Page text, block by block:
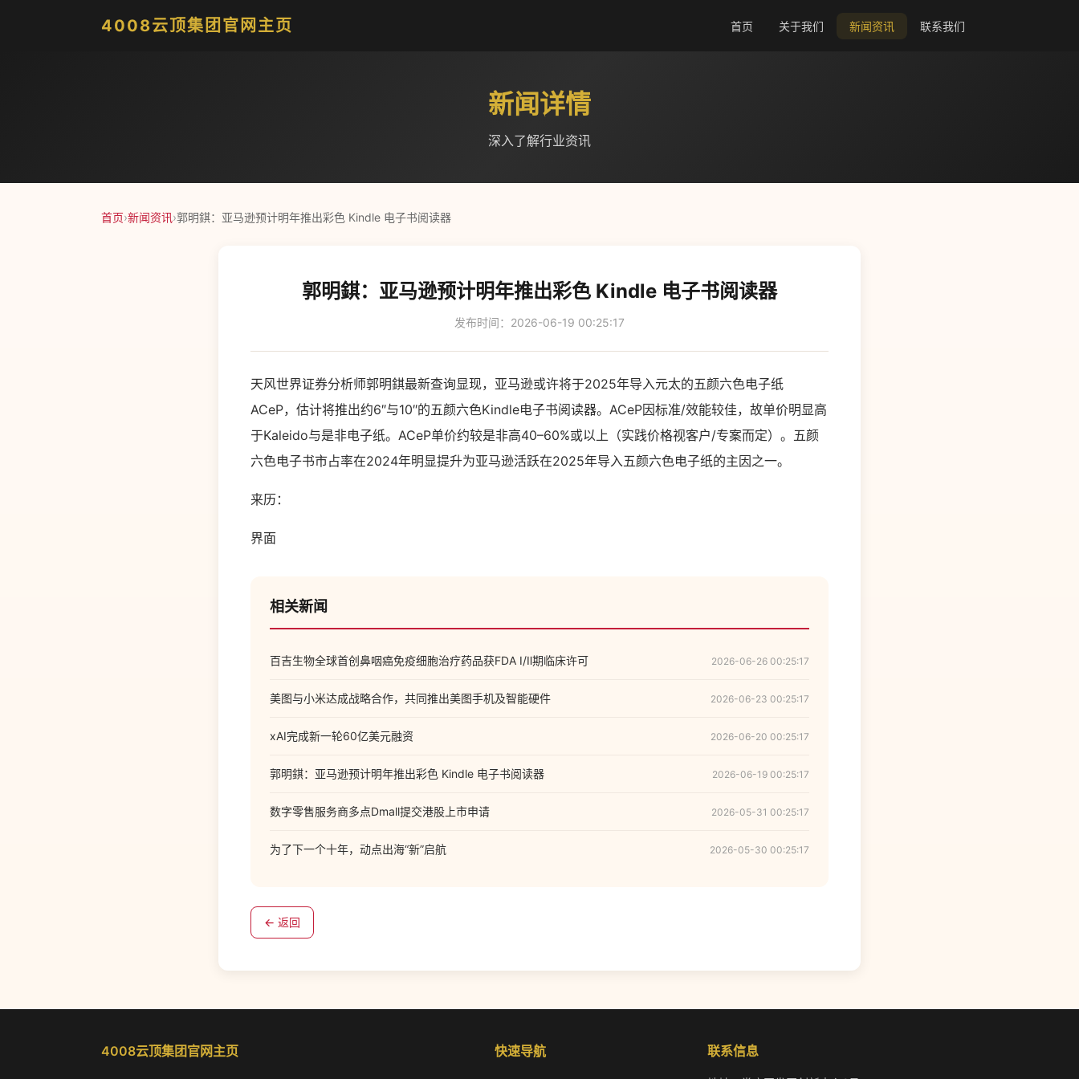
4008云顶集团官网主页 首页 关于我们 新闻资讯 联系我们
新闻详情
深入了解行业资讯
首页›新闻资讯›郭明錤：亚马逊预计明年推出彩色 Kindle 电子书阅读器
郭明錤：亚马逊预计明年推出彩色 Kindle 电子书阅读器
发布时间：2026-06-19 00:25:17
天风世界证券分析师郭明錤最新查询显现，亚马逊或许将于2025年导入元太的五颜六色电子纸
ACeP，估计将推出约6″与10″的五颜六色Kindle电子书阅读器。ACeP因标准/效能较佳，故单价明显高
于Kaleido与是非电子纸。ACeP单价约较是非高40–60%或以上（实践价格视客户/专案而定）。五颜
六色电子书市占率在2024年明显提升为亚马逊活跃在2025年导入五颜六色电子纸的主因之一。
来历：
界面
相关新闻
百吉生物全球首创鼻咽癌免疫细胞治疗药品获FDA Ⅰ/Ⅱ期临床许可 2026-06-26 00:25:17
美图与小米达成战略合作，共同推出美图手机及智能硬件 2026-06-23 00:25:17
xAI完成新一轮60亿美元融资 2026-06-20 00:25:17
郭明錤：亚马逊预计明年推出彩色 Kindle 电子书阅读器 2026-06-19 00:25:17
数字零售服务商多点Dmall提交港股上市申请 2026-05-31 00:25:17
为了下一个十年，动点出海“新”启航 2026-05-30 00:25:17
← 返回
4008云顶集团官网主页 快速导航 联系信息